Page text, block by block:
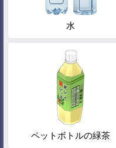
水
ペットボトルの緑茶